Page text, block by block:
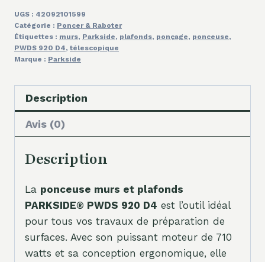
UGS : 42092101599
Catégorie : Poncer & Raboter
Étiquettes : murs, Parkside, plafonds, ponçage, ponceuse,
PWDS 920 D4, télescopique
Marque : Parkside
Description
Avis (0)
Description
La ponceuse murs et plafonds
PARKSIDE® PWDS 920 D4 est l’outil idéal
pour tous vos travaux de préparation de
surfaces. Avec son puissant moteur de 710
watts et sa conception ergonomique, elle